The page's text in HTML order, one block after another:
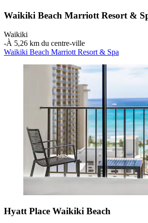
Waikiki Beach Marriott Resort &
Waikiki
‐À 5,26 km du centre-ville
Waikiki Beach Marriott Resort & Spa
Hyatt Place Waikiki Beach